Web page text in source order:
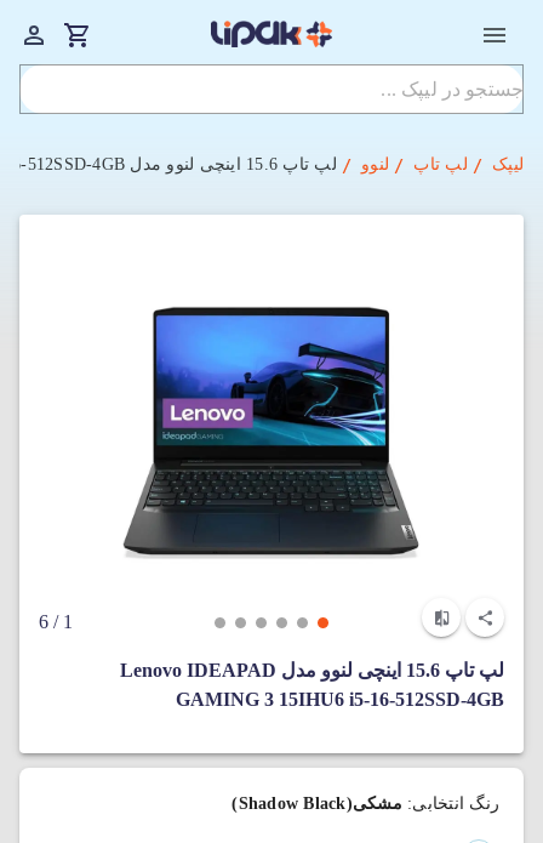
لیپک لپ تاپ لنوو لپ‌ تاپ 15.6 اینچی لنوو مدل Lenovo IDEAPAD GAMING 3 15IHU6 i5-16-512SSD-4GB
1
/ 6
لپ‌ تاپ 15.6 اینچی لنوو مدل Lenovo IDEAPAD
GAMING 3 15IHU6 i5-16-512SSD-4GB
رنگ انتخابی: مشکی(Shadow Black)